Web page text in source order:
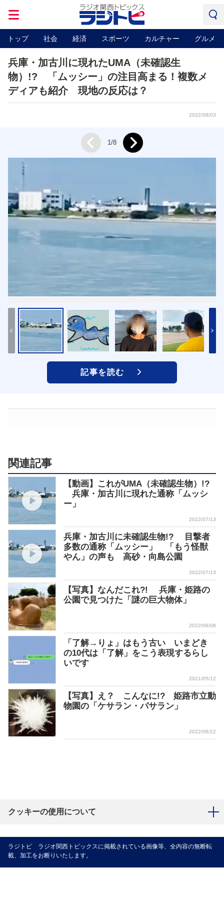
トップ 社会 経済 スポーツ カルチャー グルメ
兵庫・加古川に現れたUMA（未確認生
物）!? 「ムッシー」の注目高まる！複数メ
ディアも紹介 現地の反応は？
2022/08/03
Prev 1/8 Next
記事を読む
関連記事
【動画】これがUMA（未確認生物）!?
兵庫・加古川に現れた通称「ムッシ
ー」
2022/07/13
兵庫・加古川に未確認生物!? 目撃者
多数の通称「ムッシー」 「もう怪獣
やん」の声も 高砂・向島公園
2022/07/13
【写真】なんだこれ?! 兵庫・姫路の
公園で見つけた「謎の巨大物体」
2022/06/08
「了解→りょ」はもう古い いまどき
の10代は「了解」をこう表現するらし
いです
2021/05/12
【写真】え？ こんなに!? 姫路市立動
物園の「ケサラン・パサラン」
2022/06/22
クッキーの使用について
ラジトピ ラジオ関西トピックスに掲載されている画像等、全内容の無断転
載、加工をお断りいたします。